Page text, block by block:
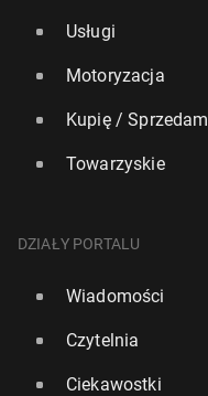
Usługi
Motoryzacja
Kupię / Sprzedam
Towarzyskie
DZIAŁY PORTALU
Wiadomości
Czytelnia
Ciekawostki